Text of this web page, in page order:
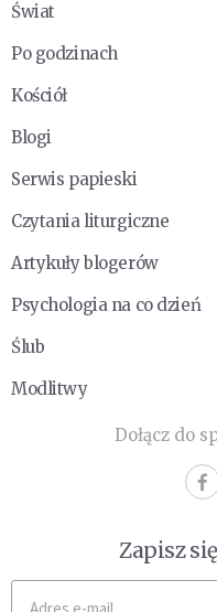
Świat
Po godzinach
Kościół
Blogi
Serwis papieski
Czytania liturgiczne
Artykuły blogerów
Psychologia na co dzień
Ślub
Modlitwy
Dołącz do
Zapisz